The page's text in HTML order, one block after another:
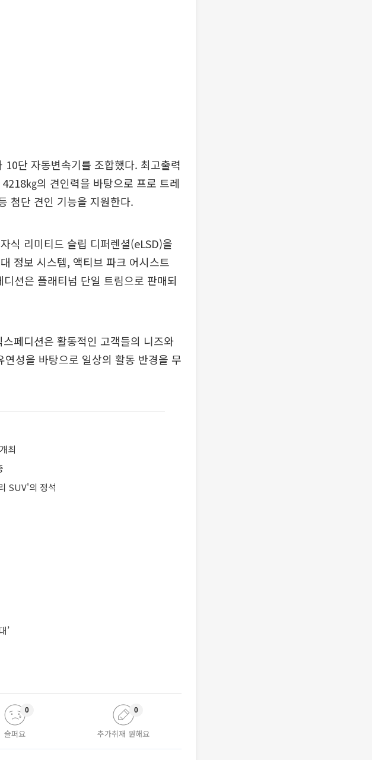
단 자동변속기를 조합했다. 최고출력
㎏의 견인력을 바탕으로 프로 트레
첨단 견인 기능을 지원한다.
식 리미티드 슬립 디퍼렌셜(eLSD)을
정보 시스템, 액티브 파크 어시스트
션은 플래티넘 단일 트림으로 판매되
페디션은 활동적인 고객들의 니즈와
성을 바탕으로 일상의 활동 반경을 무
최
SUV'의 정석
’
슬퍼요
0
추가취재 원해요
0